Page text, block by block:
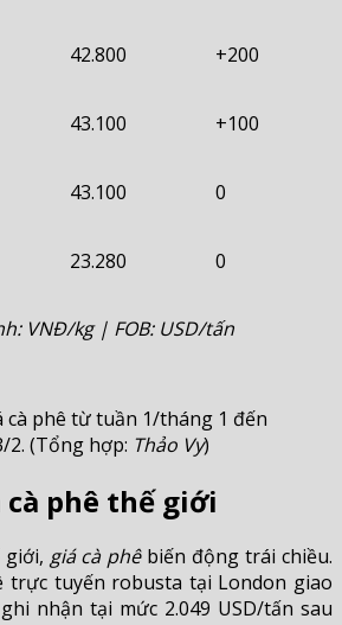
42.800 +200
43.100 +100
43.100 0
23.280 0
VNĐ/kg | FOB: USD/tấn
cà phê từ tuần 1/tháng 1 đến
2. (Tổng hợp: Thảo Vy)
phê thế giới
giá cà phêbiến động trái chiều.
trực tuyến robusta tại London giao
nhận tại mức 2.049 USD/tấn sau